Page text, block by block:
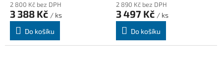
2 800 Kč bez DPH
3 388 Kč / ks
Do košíku
2 890 Kč bez DPH
3 497 Kč / ks
Do košíku